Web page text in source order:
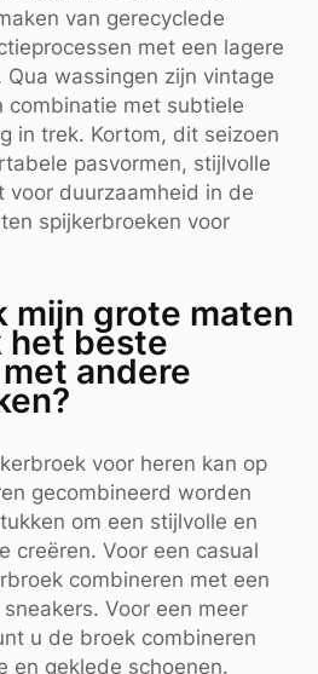
van gerecyclede
met een lagere
wassingen zijn vintage
combinatie met subtiele
in trek. Kortom, dit seizoen
pasvormen, stijlvolle
voor duurzaamheid in de
spijkerbroeken voor
mijn grote maten
het beste
andere
voor heren kan op
gecombineerd worden
om een stijlvolle en
creëren. Voor een casual
combineren met een
Voor een meer
u de broek combineren
en geklede schoenen.